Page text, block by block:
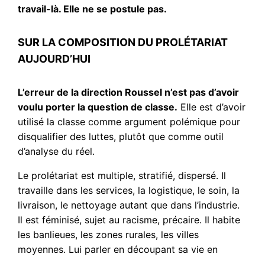
travail-là. Elle ne se postule pas.
SUR LA COMPOSITION DU PROLÉTARIAT
AUJOURD’HUI
L’erreur de la direction Roussel n’est pas d’avoir
voulu porter la question de classe. Elle est d’avoir
utilisé la classe comme argument polémique pour
disqualifier des luttes, plutôt que comme outil
d’analyse du réel.
Le prolétariat est multiple, stratifié, dispersé. Il
travaille dans les services, la logistique, le soin, la
livraison, le nettoyage autant que dans l’industrie.
Il est féminisé, sujet au racisme, précaire. Il habite
les banlieues, les zones rurales, les villes
moyennes. Lui parler en découpant sa vie en